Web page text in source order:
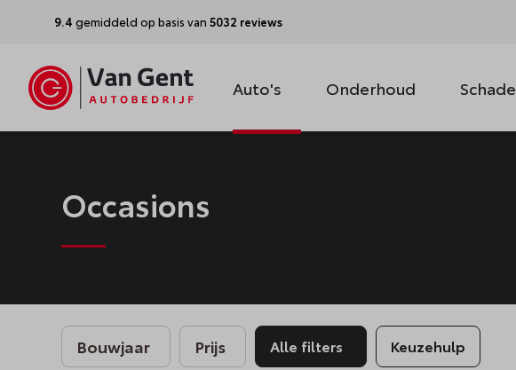
9.4 gemiddeld op basis van 5032 reviews
Auto's Onderhoud Schade
Occasions
Bouwjaar Prijs Alle filters Keuzehulp